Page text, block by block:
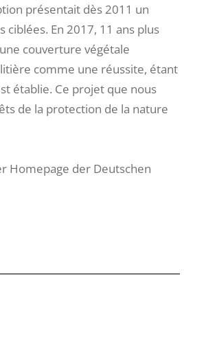
présentait dès 2011 un
En 2017, 11 ans plus
couverture végétale
comme une réussite, étant
établie. Ce projet que nous
de la protection de la nature
Homepage der Deutschen